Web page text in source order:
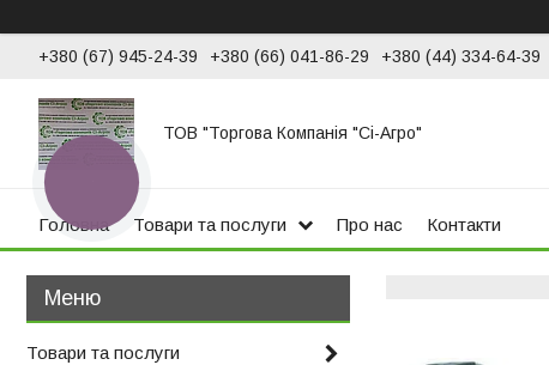
+380 (67) 945-24-39 +380 (66) 041-86-29 +380 (44) 334-64-39
ТОВ "Торгова Компанія "Сі-Агро"
Головна Товари та послуги Про нас Контакти
Товари та послуги